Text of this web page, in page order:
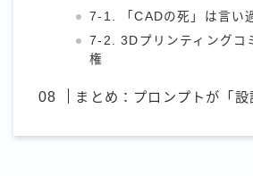
7-1. 「CADの死」は言い
7-2. 3Dプリンティングコ
権
まとめ：プロンプトが「設